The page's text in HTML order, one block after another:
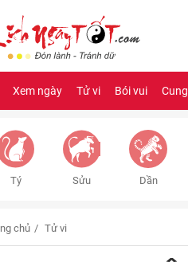
Xem ngày Tử vi Bói vui
Tý Sửu Dần
chủ Tử vi